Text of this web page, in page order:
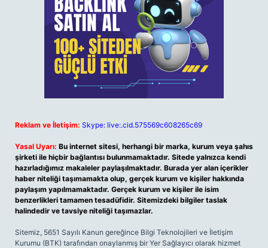
Reklam ve İletişim: Skype: live:.cid.575569c608265c69
Yasal Uyarı: Bu internet sitesi, herhangi bir marka, kurum veya şahıs
şirketi ile hiçbir bağlantısı bulunmamaktadır. Sitede yalnızca kendi
hazırladığımız makaleler paylaşılmaktadır. Burada yer alan içerikler
haber niteliği taşımamakta olup, gerçek kurum ve kişiler hakkında
paylaşım yapılmamaktadır. Gerçek kurum ve kişiler ile isim
benzerlikleri tamamen tesadüfidir. Sitemizdeki bilgiler taslak
halindedir ve tavsiye niteliği taşımazlar.
Sitemiz, 5651 Sayılı Kanun gereğince Bilgi Teknolojileri ve İletişim
Kurumu (BTK) tarafından onaylanmış bir Yer Sağlayıcı olarak hizmet